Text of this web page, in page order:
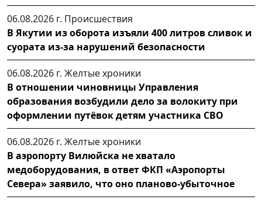
06.08.2026 г. Происшествия
В Якутии из оборота изъяли 400 литров сливок и
суората из-за нарушений безопасности
06.08.2026 г. Желтые хроники
В отношении чиновницы Управления
образования возбудили дело за волокиту при
оформлении путёвок детям участника СВО
06.08.2026 г. Желтые хроники
В аэропорту Вилюйска не хватало
медоборудования, в ответ ФКП «Аэропорты
Севера» заявило, что оно планово-убыточное